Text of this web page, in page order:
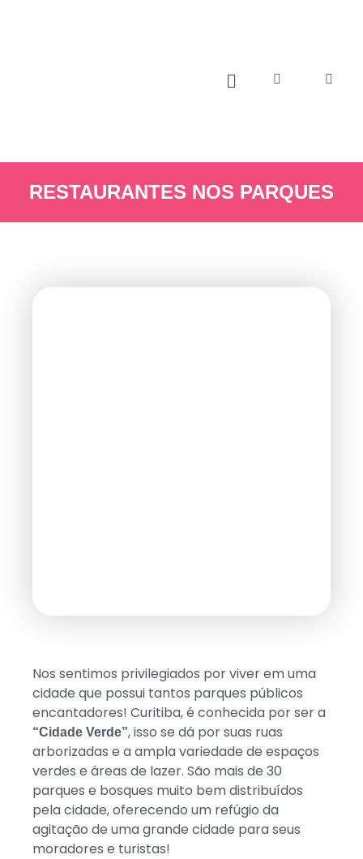
RESTAURANTES NOS PARQUES
Nos sentimos privilegiados por viver em uma
cidade que possui tantos parques públicos
encantadores! Curitiba, é conhecida por ser a
“Cidade Verde”, isso se dá por suas ruas
arborizadas e a ampla variedade de espaços
verdes e áreas de lazer. São mais de 30
parques e bosques muito bem distribuídos
pela cidade, oferecendo um refúgio da
agitação de uma grande cidade para seus
moradores e turistas!